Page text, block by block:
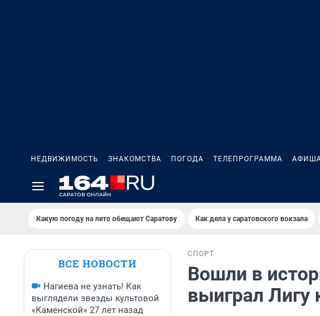
НЕДВИЖИМОСТЬ ЗНАКОМСТВА ПОГОДА ТЕЛЕПРОГРАММА
Какую погоду на лето обещают Саратову Как дела у саратовского вокзала
ВСЕ НОВОСТИ
Нагиева не узнать! Как
выглядели звезды культовой
«Каменской» 27 лет назад
СПОРТ
Вошли в
выиграл Лигу